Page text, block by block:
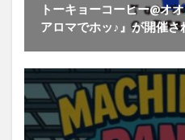
トーキョーコーヒー@オ
アロマでホッ♪』が開催さ